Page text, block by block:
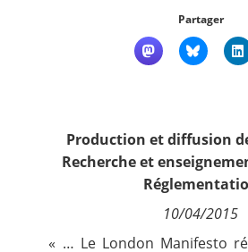
Contact
Partager
Production et diffusion
Recherche et
10/04/2015
« … Le London Manifesto